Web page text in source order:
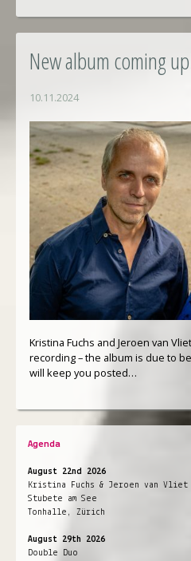
New album coming
10.11.2024
Kristina Fuchs and Jeroen van
recording – the album is due to
will keep you posted…
Agenda
August 22nd 2026
Kristina Fuchs & Jeroen van Vliet
Stubete am See
Tonhalle, Zürich
August 29th 2026
Double Duo